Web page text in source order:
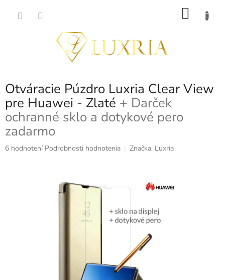
Otváracie Púzdro Luxria Clear View
pre Huawei - Zlaté + Darček
ochranné sklo a dotykové pero
zadarmo
Priemerné
6 hodnotení Podrobnosti hodnotenia Značka: Luxria